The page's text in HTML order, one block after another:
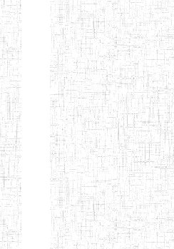
Afficher
Début Préc.
Suivant
Fin
ENIEG MEVEC